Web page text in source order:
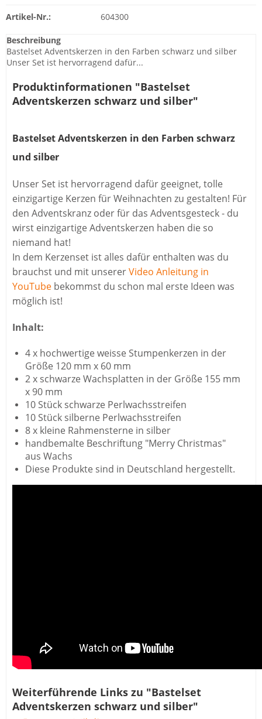
Artikel-Nr.: 604300
Beschreibung
Bastelset Adventskerzen in den Farben schwarz und silber
Unser Set ist hervorragend dafür...
Produktinformationen "Bastelset
Adventskerzen schwarz und silber"
Bastelset Adventskerzen in den Farben schwarz
und silber
Unser Set ist hervorragend dafür geeignet, tolle
einzigartige Kerzen für Weihnachten zu gestalten! Für
den Adventskranz oder für das Adventsgesteck - du
wirst einzigartige Adventskerzen haben die so
niemand hat!
In dem Kerzenset ist alles dafür enthalten was du
brauchst und mit unsererVideo Anleitung in
YouTube bekommst du schon mal erste Ideen was
möglich ist!
Inhalt:
4 x hochwertige weisse Stumpenkerzen in der
Größe 120 mm x 60 mm
2 x schwarze Wachsplatten in der Größe 155 mm
x 90 mm
10 Stück schwarze Perlwachsstreifen
10 Stück silberne Perlwachsstreifen
8 x kleine Rahmensterne in silber
handbemalte Beschriftung "Merry Christmas"
aus Wachs
Diese Produkte sind in Deutschland hergestellt.
Weiterführende Links zu "Bastelset
Adventskerzen schwarz und silber"